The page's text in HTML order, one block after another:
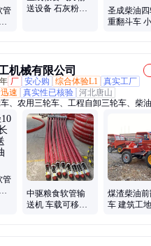
管
送设备 石灰粉车
圣成柴油
重翻斗车
机械有限公司
厂 安心购 综合体验L1 真实工厂
速 真实性已核验 河北唐山
、农用三轮车、工程自卸三轮车、柴
翻斗车、四轮蹦蹦车、四轮前翻斗车、
四驱拖拉机、工地洒水车、电动洒水车
管
中驱粮食软管输
送机 车载可移动
煤渣柴油
车 建筑工地